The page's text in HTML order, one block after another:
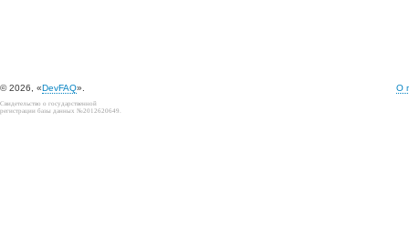
© 2026, «DevFAQ». О
Свидетельство о государственной
регистрации базы данных №2012620649.